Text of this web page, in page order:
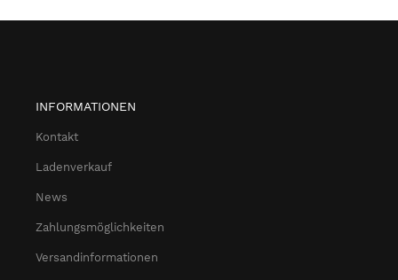
INFORMATIONEN
Kontakt
Ladenverkauf
News
Zahlungsmöglichkeiten
Versandinformationen